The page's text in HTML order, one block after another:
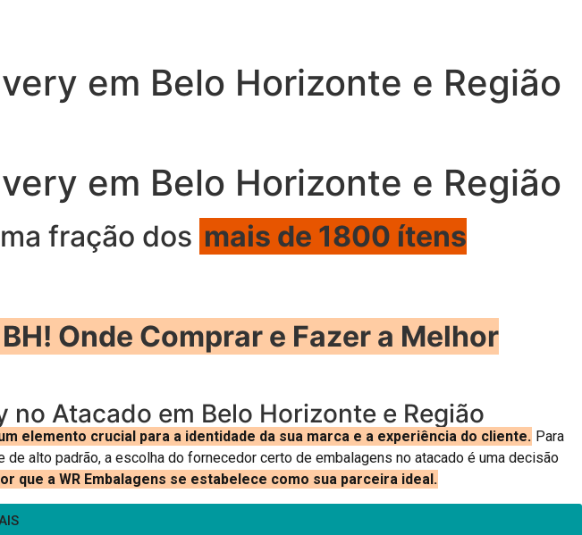
em Belo Horizonte e Região
em Belo Horizonte e Região
fração dos mais de 1800 ítens
Onde Comprar e Fazer a Melhor
Atacado em Belo Horizonte e Região
elemento crucial para a identidade da sua marca e a experiência do cliente. Para
alto padrão, a escolha do fornecedor certo de embalagens no atacado é uma decisão
que a WR Embalagens se estabelece como sua parceira ideal.